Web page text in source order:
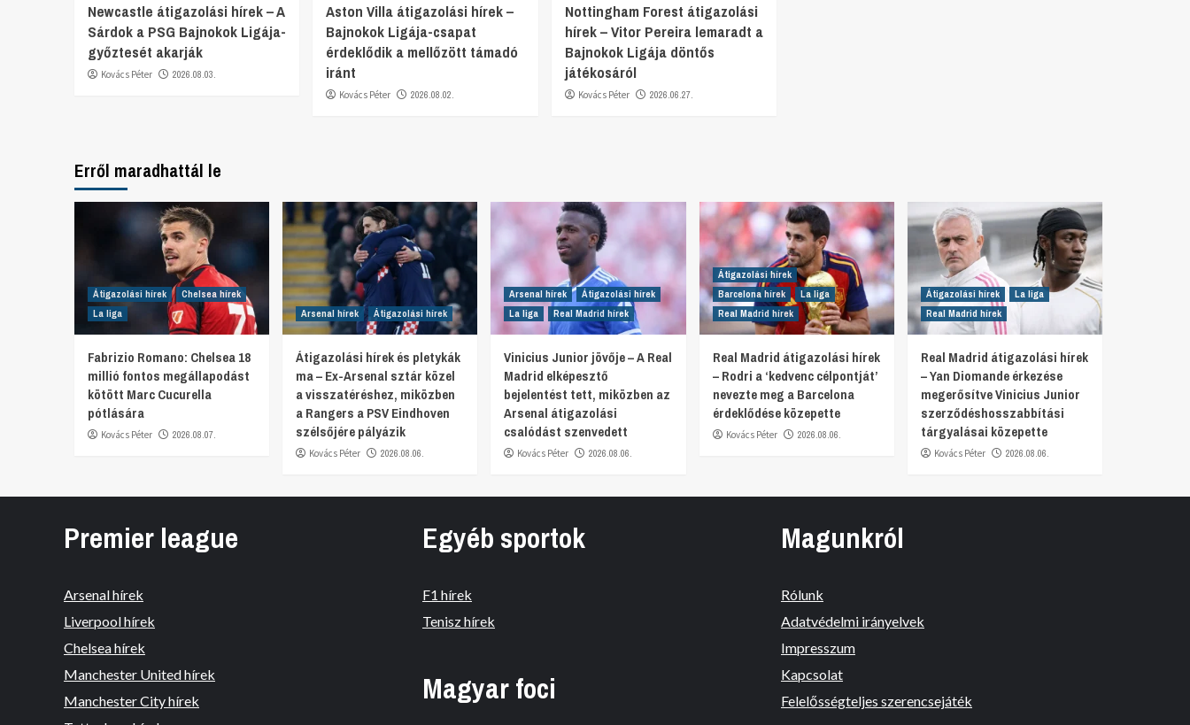
Newcastle átigazolási hírek – A
Sárdok a PSG Bajnokok Ligája-
győztesét akarják
Kovács Péter 2026.08.03.
Aston Villa átigazolási hírek –
Bajnokok Ligája-csapat
érdeklődik a mellőzött támadó
iránt
Kovács Péter 2026.08.02.
Nottingham Forest átigazolási
hírek – Vitor Pereira lemaradt a
Bajnokok Ligája döntős
játékosáról
Kovács Péter 2026.06.27.
Erről maradhattál le
Átigazolási hírek
Chelsea hírek
La liga
Fabrizio Romano: Chelsea 18
millió fontos megállapodást
kötött Marc Cucurella
pótlására
Kovács Péter 2026.08.07.
Arsenal hírek Átigazolási hírek
Átigazolási hírek és pletykák
ma – Ex-Arsenal sztár közel
a visszatéréshez, miközben
a Rangers a PSV Eindhoven
szélsőjére pályázik
Kovács Péter 2026.08.06.
Arsenal hírek
Átigazolási hírek
La liga
Real Madrid hírek
Vinicius Junior jövője – A Real
Madrid elképesztő
bejelentést tett, miközben az
Arsenal átigazolási
csalódást szenvedett
Kovács Péter 2026.08.06.
Átigazolási hírek
Barcelona hírek
La liga
Real Madrid hírek
Real Madrid átigazolási hírek
– Rodri a ‘kedvenc célpontját’
nevezte meg a Barcelona
érdeklődése közepette
Kovács Péter 2026.08.06.
Átigazolási hírek
La liga
Real Madrid hírek
Real Madrid átigazolási hírek
– Yan Diomande érkezése
megerősítve Vinicius Junior
szerződéshosszabbítási
tárgyalásai közepette
Kovács Péter 2026.08.06.
Premier league
Arsenal hírek
Liverpool hírek
Chelsea hírek
Manchester United hírek
Manchester City hírek
Egyéb sportok
F1 hírek
Tenisz hírek
Magyar foci
Magunkról
Rólunk
Adatvédelmi irányelvek
Impresszum
Kapcsolat
Felelősségteljes szerencsejáték